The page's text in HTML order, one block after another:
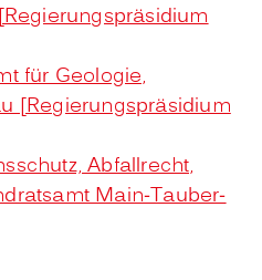
für Geologie,
[Regierungspräsidium
Abfallrecht,
Main-Tauber-